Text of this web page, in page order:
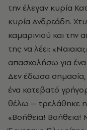
την έλεγαν κυρία
κυρία Ανδρεάδη.
καμαρινιού και
της να λέει:
απασχολήσω για
Δεν έδωσα σημασία,
ένα κατεβατό
θέλω – τρελάθηκε
«Βοήθεια! Βοήθεια!